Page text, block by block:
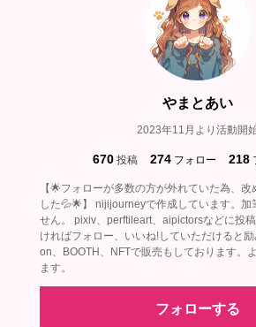
やまとあい
2023年11月より活動開
670 投稿 274 フォロー 218
【🌟フォローが多数の方が外れていた為、改
した💦🌟】 nijijourneyで作成しています。加
せん。 pixiv、perftileart、aipictorsなどに投
ければフォロー、いいね!していただけると
on、BOOTH、NFTで販売もしております。
ます。
フォローする